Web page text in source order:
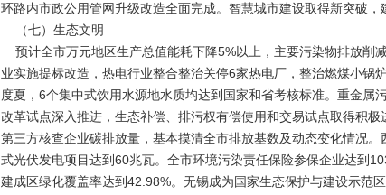
环路内市政公用管网升级改造全面完成。智慧城市建设取得新突破
（七）生态文明
预计全市万元地区生产总值能耗下降5%以上，主要污染物排放削
业实施提标改造，热电行业整合整治关停6家热电厂，整治燃煤小
度夏，6个集中式饮用水源地水质均达到国家和省考核标准。重金属
改革试点深入推进，生态补偿、排污权有偿使用和交易试点取得积
第三方核查企业碳排放量，基本摸清全市排放基数及动态变化情况
式光伏发电项目达到60兆瓦。全市环境污染责任保险参保企业达到
建成区绿化覆盖率达到42.98%。无锡成为国家生态保护与建设示范区